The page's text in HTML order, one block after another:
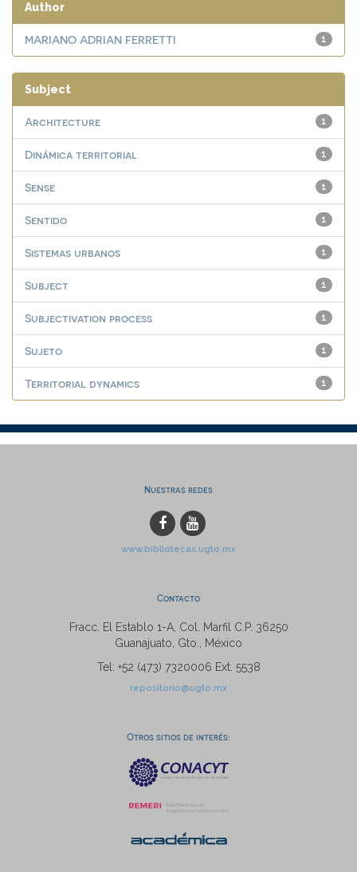
Author
1
MARIANO ADRIAN FERRETTI
Subject
1
Architecture
1
Dinámica territorial
1
Sense
1
Sentido
1
Sistemas urbanos
1
Subject
1
Subjectivation process
1
Sujeto
1
Territorial dynamics
Nuestras redes
www.bibliotecas.ugto.mx
Contacto
Fracc. El Establo 1-A, Col. Marfil C.P. 36250
Guanajuato, Gto., México
Tel: +52 (473) 7320006 Ext. 5538
repositorio@ugto.mx
Otros sitios de interés: